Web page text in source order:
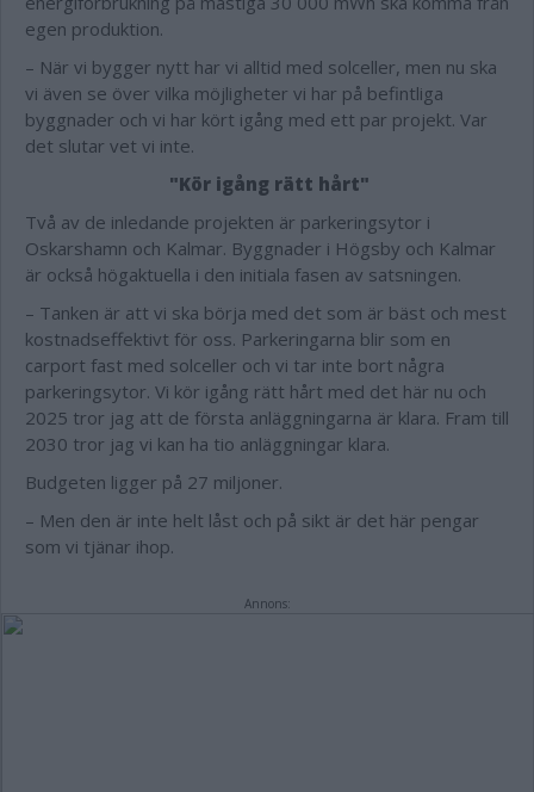
egen produktion.
– När vi bygger nytt har vi alltid med solceller, men nu ska
vi även se över vilka möjligheter vi har på befintliga
byggnader och vi har kört igång med ett par projekt. Var
det slutar vet vi inte.
"Kör igång rätt hårt"
Två av de inledande projekten är parkeringsytor i
Oskarshamn och Kalmar. Byggnader i Högsby och Kalmar
är också högaktuella i den initiala fasen av satsningen.
– Tanken är att vi ska börja med det som är bäst och mest
kostnadseffektivt för oss. Parkeringarna blir som en
carport fast med solceller och vi tar inte bort några
parkeringsytor. Vi kör igång rätt hårt med det här nu och
2025 tror jag att de första anläggningarna är klara. Fram till
2030 tror jag vi kan ha tio anläggningar klara.
Budgeten ligger på 27 miljoner.
– Men den är inte helt låst och på sikt är det här pengar
som vi tjänar ihop.
Annons: